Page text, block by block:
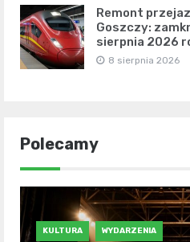
Remont
Goszczy:
sierpnia 2026
8 sierpnia 2026
Polecamy
KULTURA WYDARZENIA